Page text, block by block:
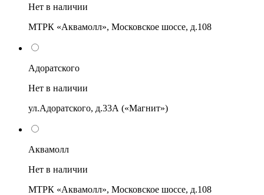
Нет в наличии
МТРК «Аквамолл», Московское шоссе, д.108
Адоратского
Нет в наличии
ул.Адоратского, д.33А («Магнит»)
Аквамолл
Нет в наличии
МТРК «Аквамолл», Московское шоссе, д.108